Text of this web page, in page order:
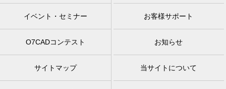
イベント・セミナー お客様サポート
O7CADコンテスト お知らせ
サイトマップ 当サイトについて